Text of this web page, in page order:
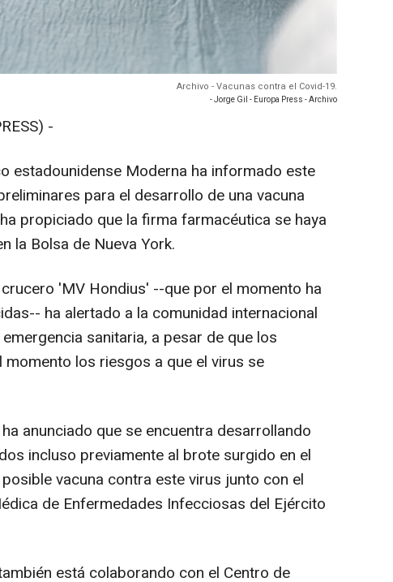
Archivo - Vacunas contra el Covid-19.
- Jorge Gil - Europa Press - Archivo
-
estadounidense Moderna ha informado este
para el desarrollo de una vacuna
propiciado que la firma farmacéutica se haya
la Bolsa de Nueva York.
'MV Hondius' --que por el momento ha
ha alertado a la comunidad internacional
sanitaria, a pesar de que los
los riesgos a que el virus se
anunciado que se encuentra desarrollando
incluso previamente al brote surgido en el
vacuna contra este virus junto con el
de Enfermedades Infecciosas del Ejército
está colaborando con el Centro de